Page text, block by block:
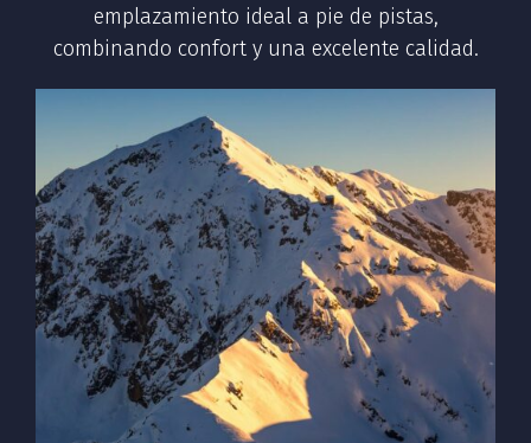
emplazamiento ideal a pie de pistas,
combinando confort y una excelente calidad.